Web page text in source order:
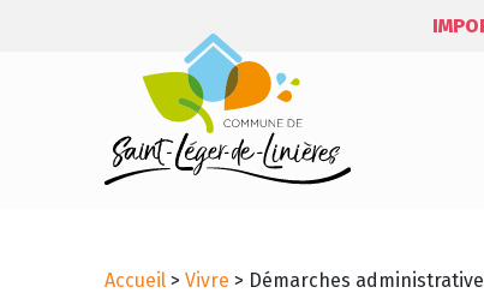
Accueil > Vivre > Démarches